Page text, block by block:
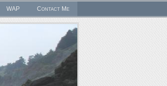
WAP Contact Me